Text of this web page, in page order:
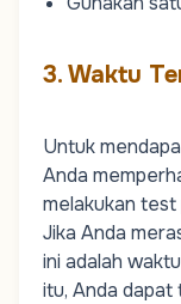
3. Waktu
Untuk
Anda
melakukan test
Jika Anda
ini adalah
itu, Anda